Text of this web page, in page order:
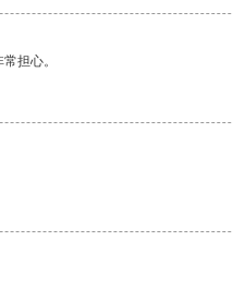
担心。